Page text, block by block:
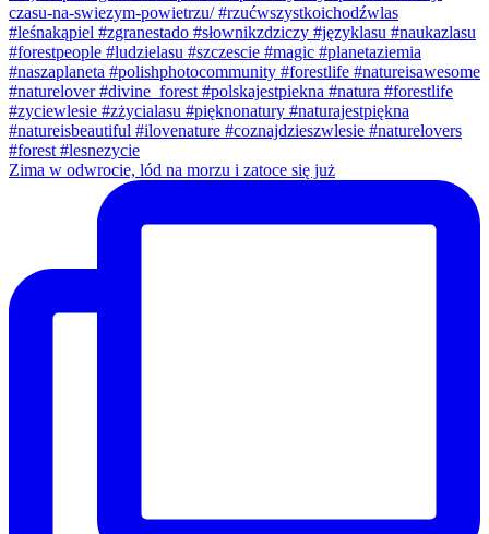
Zima w odwrocie, lód na morzu i zatoce się już